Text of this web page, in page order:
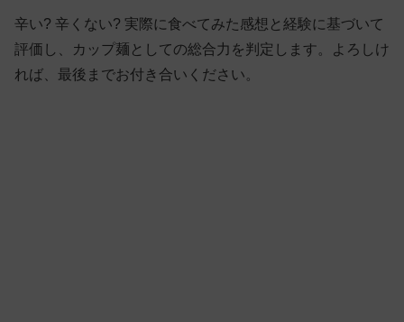
辛い? 辛くない? 実際に食べてみた感想と経験に基づいて
評価し、カップ麺としての総合力を判定します。よろしけ
れば、最後までお付き合いください。